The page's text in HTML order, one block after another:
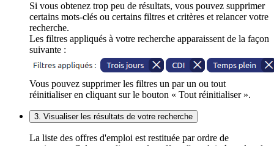
Si vous obtenez trop peu de résultats, vous pouvez supprimer
certains mots-clés ou certains filtres et critères et relancer votre
recherche.
Les filtres appliqués à votre recherche apparaissent de la façon
suivante :
Vous pouvez supprimer les filtres un par un ou tout
réinitialiser en cliquant sur le bouton « Tout réinitialiser ».
3. Visualiser les résultats de votre recherche
La liste des offres d'emploi est restituée par ordre de